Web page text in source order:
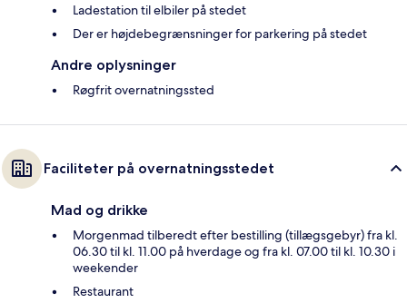
Ladestation til elbiler på stedet
Der er højdebegrænsninger for parkering på stedet
Andre oplysninger
Røgfrit overnatningssted
Faciliteter på overnatningsstedet
Mad og drikke
Morgenmad tilberedt efter bestilling (tillægsgebyr) fra kl.
06.30 til kl. 11.00 på hverdage og fra kl. 07.00 til kl. 10.30 i
weekender
Restaurant